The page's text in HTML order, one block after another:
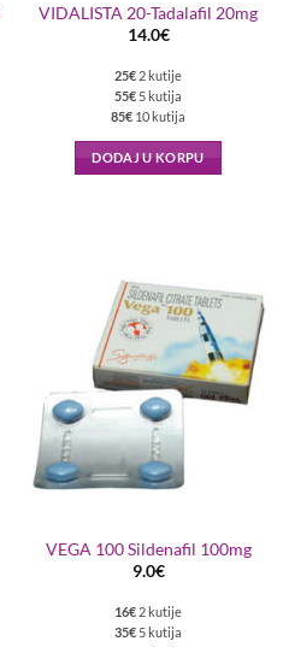
VIDALISTA 20-Tadalafil 20mg
14.0€
25€ 2 kutije
55€ 5 kutija
85€ 10 kutija
DODAJ U KORPU
VEGA 100 Sildenafil 100mg
9.0€
16€ 2 kutije
35€ 5 kutija